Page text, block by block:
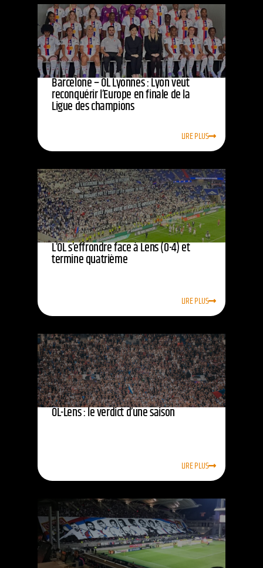
Barcelone – OL Lyonnes : Lyon veut
reconquérir l’Europe en finale de la
Ligue des champions
LIRE PLUS
L’OL s’effrondre face à Lens (0-4) et
termine quatrième
LIRE PLUS
OL-Lens : le verdict d’une saison
LIRE PLUS